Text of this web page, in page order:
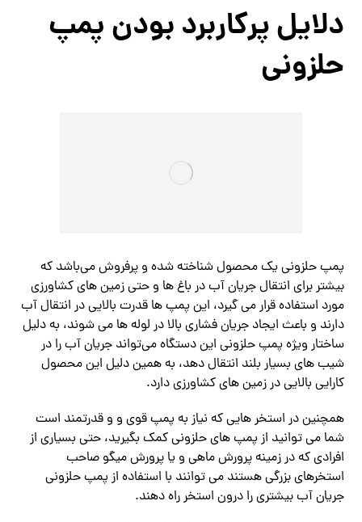
دلایل پرکاربرد بودن پمپ
حلزونی
پمپ حلزونی یک محصول شناخته شده و پرفروش می‌باشد که
بیشتر برای انتقال جریان آب در باغ ها و حتی زمین های کشاورزی
مورد استفاده قرار می گیرد، این پمپ ها قدرت بالایی در انتقال آب
دارند و باعث ایجاد جریان فشاری بالا در لوله ها می شوند، به دلیل
ساختار ویژه پمپ حلزونی این دستگاه می‌تواند جریان آب را در
شیب های بسیار بلند انتقال دهد، به همین دلیل این محصول
کارایی بالایی در زمین های کشاورزی دارد.
همچنین در استخر هایی که نیاز به پمپ قوی و و قدرتمند است
شما می توانید از پمپ های حلزونی کمک بگیرید، حتی بسیاری از
افرادی که در زمینه پرورش ماهی و یا پرورش میگو صاحب
استخرهای بزرگی هستند می توانند با استفاده از پمپ حلزونی
جریان آب بیشتری را درون استخر راه دهند.